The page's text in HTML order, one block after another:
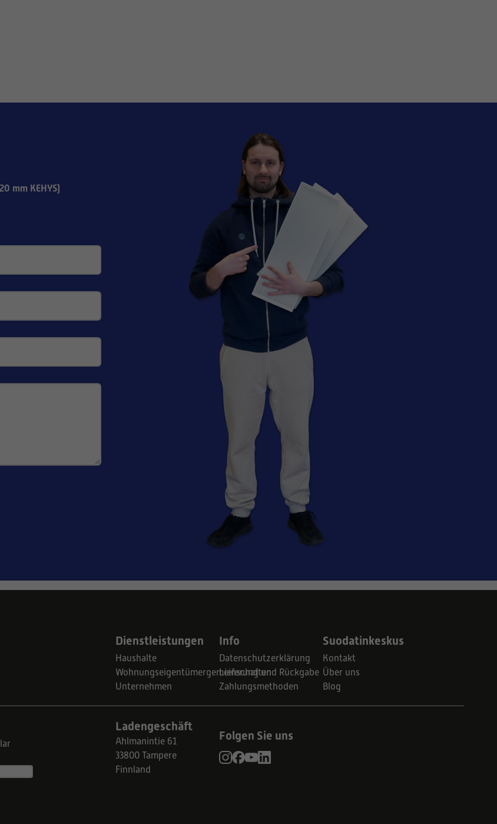
mm KEHYS)
Dienstleistungen
Haushalte
Wohnungseigentümergemeinschaften
Unternehmen
Info
Datenschutzerklärung
Lieferung und Rückgabe
Zahlungsmethoden
Suodatinkeskus
Kontakt
Über uns
Blog
Ladengeschäft
Ahlmanintie 61
33800 Tampere
Finnland
Folgen Sie uns